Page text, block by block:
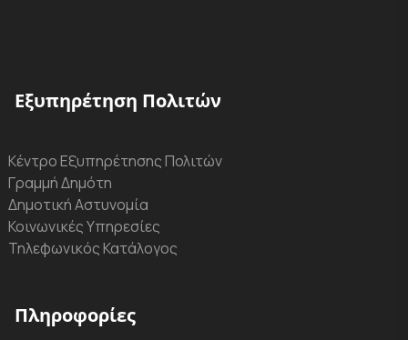
Εξυπηρέτηση Πολιτών
Κέντρο Εξυπηρέτησης Πολιτών
Γραμμή Δημότη
Δημοτική Αστυνομία
Κοινωνικές Υπηρεσίες
Τηλεφωνικός Κατάλογος
Πληροφορίες